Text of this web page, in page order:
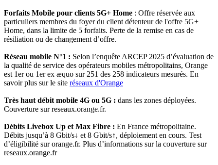
Forfaits Mobile pour clients 5G+ Home : Offre réservée aux
particuliers membres du foyer du client détenteur de l'offre 5G+
Home, dans la limite de 5 forfaits. Perte de la remise en cas de
résiliation ou de changement d’offre.
Réseau mobile N°1 : Selon l’enquête ARCEP 2025 d’évaluation de
la qualité de service des opérateurs mobiles métropolitains, Orange
est 1er ou 1er ex æquo sur 251 des 258 indicateurs mesurés. En
savoir plus sur le site réseaux d'Orange
Très haut débit mobile 4G ou 5G : dans les zones déployées.
Couverture sur reseaux.orange.fr.
Débits Livebox Up et Max Fibre : En France métropolitaine.
Débits jusqu’à 8 Gbit/s↓ et 8 Gbit/s↑, déploiement en cours. Test
d’éligibilité sur orange.fr. Plus d’informations sur la couverture sur
reseaux.orange.fr